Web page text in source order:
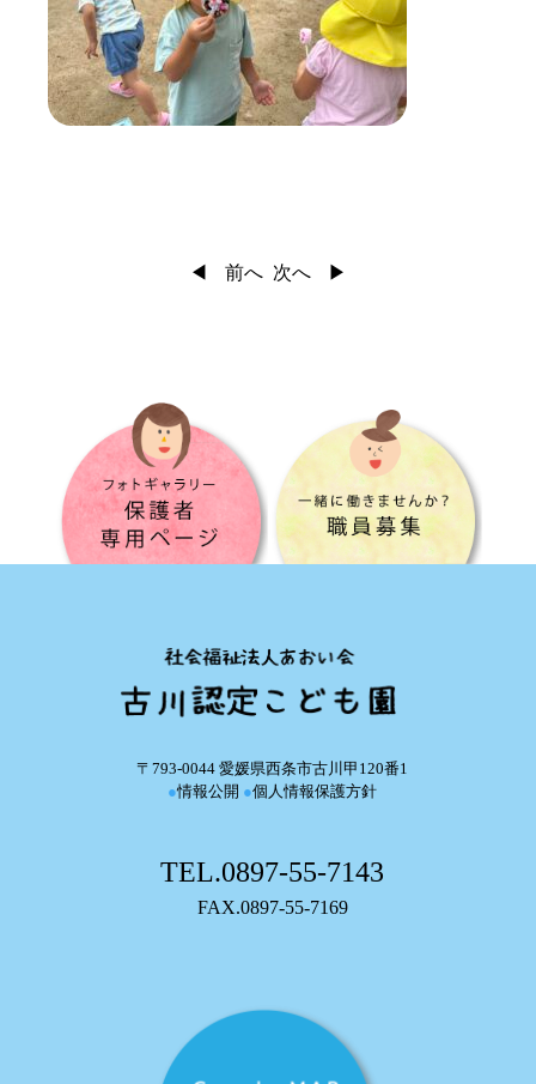
前へ 次へ
〒793-0044 愛媛県西条市古川甲120番1
●情報公開 ●個人情報保護方針
TEL.0897-55-7143
FAX.0897-55-7169